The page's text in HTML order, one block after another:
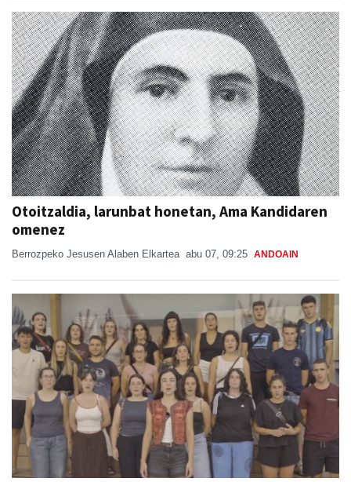
Otoitzaldia, larunbat honetan, Ama Kandidaren
omenez
Berrozpeko Jesusen Alaben Elkartea abu 07, 09:25 ANDOAIN